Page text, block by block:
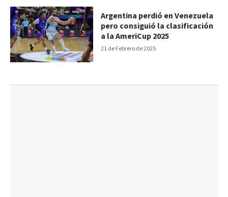
21 de Febrero de 2025
Argentina perdió en Venezuela
pero consiguió la clasificación
a la AmeriCup 2025